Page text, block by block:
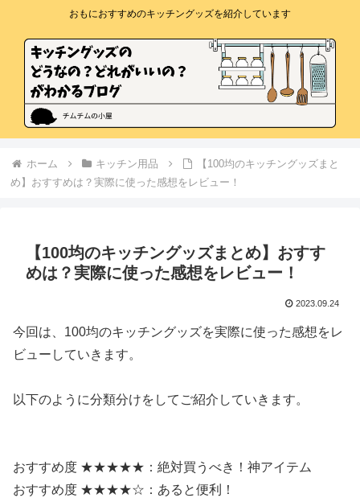
おもにおすすめのキッチングッズを紹介しています
ホーム キッチン用品
【100均のキッチングッズまと
め】おすすめは？実際に使った感想をレビュー！
【100均のキッチングッズまとめ】おすす
めは？実際に使った感想をレビュー！
2023.09.24
今回は、100均のキッチングッズを実際に使った感想をレ
ビューしていきます。
以下のように分類分けをしてご紹介していきます。
おすすめ度 ★★★★★：絶対買うべき！神アイテム
おすすめ度 ★★★★☆：あると便利！